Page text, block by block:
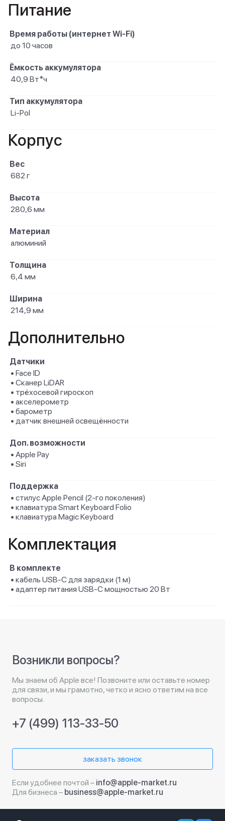
Питание
Время работы (интернет Wi-Fi)
до 10 часов
Ёмкость аккумулятора
40,9 Вт*ч
Тип аккумулятора
Li-Pol
Корпус
Вес
682 г
Высота
280,6 мм
Материал
алюминий
Толщина
6,4 мм
Ширина
214,9 мм
Дополнительно
Датчики
• Face ID
• Сканер LiDAR
• трёхосевой гироскоп
• акселерометр
• барометр
• датчик внешней освещённости
Доп. возможности
• Apple Pay
• Siri
Поддержка
• стилус Apple Pencil (2‑го поколения)
• клавиатура Smart Keyboard Folio
• клавиатура Magic Keyboard
Комплектация
В комплекте
• кабель USB‑C для зарядки (1 м)
• адаптер питания USB‑C мощностью 20 Вт
Возникли вопросы?
Мы знаем об Apple все! Позвоните или оставьте номер
для связи, и мы грамотно, четко и ясно ответим на все
вопросы.
+7 (499) 113-33-50
заказать звонок
Если удобнее почтой – info@apple-market.ru
Для бизнеса – business@apple-market.ru